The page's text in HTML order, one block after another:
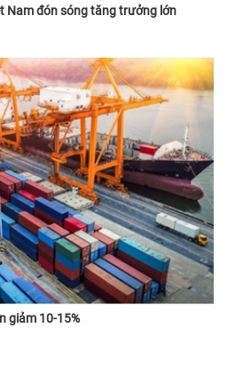
Nam đón sóng tăng trưởng lớn
giảm 10-15%